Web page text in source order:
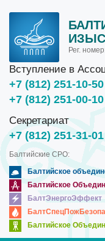
Рег.
Вступление в
+7 (812) 251-10-50
+7 (812) 251-00-10
Секретариат
+7 (812) 251-31-01
Балтийские СРО:
Балтийское
Балтийское
БалтЭнергоЭффект
Балтийское